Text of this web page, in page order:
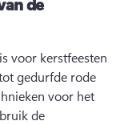
voor kerstfeesten
gedurfde rode
voor het
de